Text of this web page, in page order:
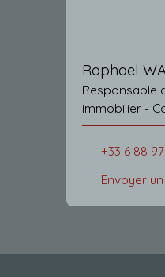
Raphael
Responsable
+33 6 88
Envoyer